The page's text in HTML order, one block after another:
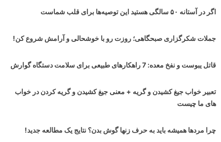
اگر در آستانه ۵۰ سالگی هستید این توصیه‌ها برای قلب شماست
جملات شکرگزاری صبحگاهی؛ روزت رو با خوشحالی و آرامش شروع کن!
قاتل یبوست و نفخ معده: 7 راهکارهای طبیعی برای سلامت دستگاه گوارش
تعبیر خواب جیغ کشیدن و گریه + معنی جیغ کشیدن و گریه کردن در خواب
های ما چیست
چرا مردها همیشه باید به حرف زنها گوش بدن؟ نتایج یک مطالعه جدید!